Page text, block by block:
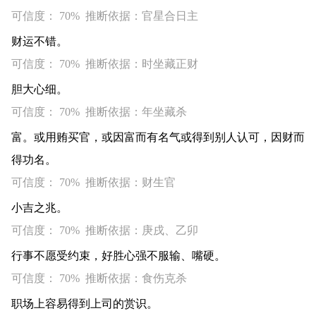
可信度： 70% 推断依据：官星合日主
财运不错。
可信度： 70% 推断依据：时坐藏正财
胆大心细。
可信度： 70% 推断依据：年坐藏杀
富。或用贿买官，或因富而有名气或得到别人认可，因财而
得功名。
可信度： 70% 推断依据：财生官
小吉之兆。
可信度： 70% 推断依据：庚戌、乙卯
行事不愿受约束，好胜心强不服输、嘴硬。
可信度： 70% 推断依据：食伤克杀
职场上容易得到上司的赏识。